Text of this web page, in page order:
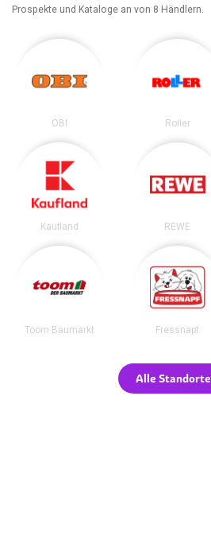
Prospekte und Kataloge an von 8 Händlern.
OBI Roller
Kaufland REWE
Toom Baumarkt Fressnapf
Alle Standorte